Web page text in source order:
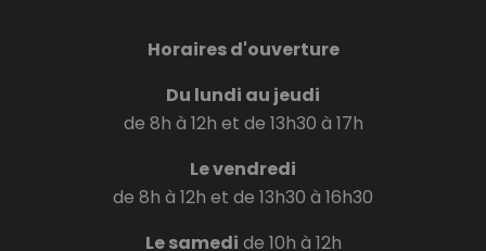
Horaires d'ouverture
Du lundi au jeudi
de 8h à 12h et de 13h30 à 17h
Le vendredi
de 8h à 12h et de 13h30 à 16h30
Le samedi de 10h à 12h